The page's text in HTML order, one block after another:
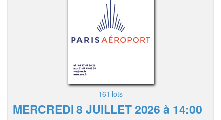
161 lots
MERCREDI 8 JUILLET 2026 à 14:00